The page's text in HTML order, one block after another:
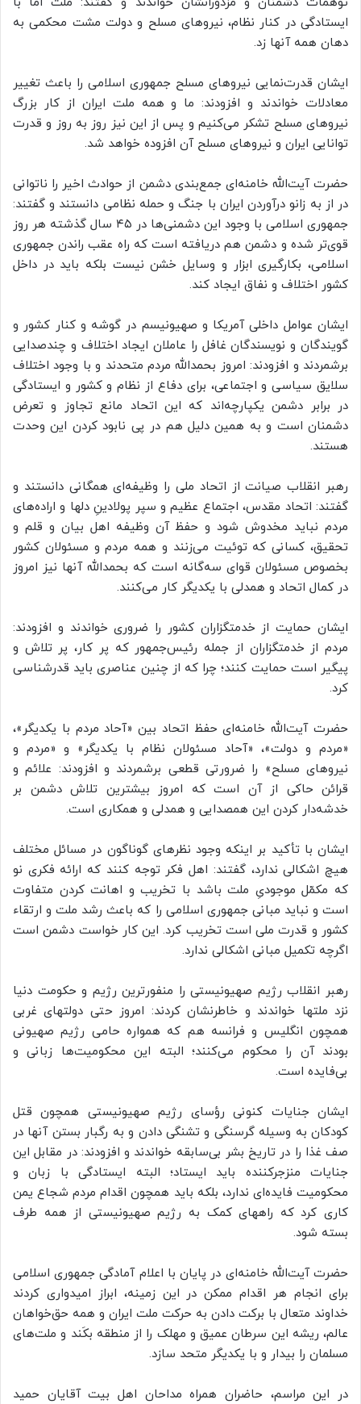
ایستادگی در کنار نظام، نیروهای مسلح و دولت مشت محکمی به
دهان همه آنها زد.
ایشان قدرت‌نمایی نیروهای مسلح جمهوری اسلامی را باعث تغییر
معادلات خواندند و افزودند: ما و همه ملت ایران از کار بزرگ
نیروهای مسلح تشکر می‌کنیم و پس از این نیز روز به روز و قدرت
توانایی ایران و نیروهای مسلح آن افزوده خواهد شد.
حضرت آیت‌الله خامنه‌ای جمع‌بندی دشمن از حوادث اخیر را ناتوانی
در از به زانو درآوردن ایران با جنگ و حمله نظامی دانستند و گفتند:
جمهوری اسلامی با وجود این دشمنی‌ها در ۴۵ سال گذشته هر روز
قوی‌تر شده و دشمن هم دریافته است که راه عقب راندن جمهوری
اسلامی، بکارگیری ابزار و وسایل خشن نیست بلکه باید در داخل
کشور اختلاف و نفاق ایجاد کند.
ایشان عوامل داخلی آمریکا و صهیونیسم در گوشه و کنار کشور و
گویندگان و نویسندگان غافل را عاملان ایجاد اختلاف و چندصدایی
برشمردند و افزودند: امروز بحمدالله مردم متحدند و با وجود اختلاف
سلایق سیاسی و اجتماعی، برای دفاع از نظام و کشور و ایستادگی
در برابر دشمن یکپارچه‌اند که این اتحاد مانع تجاوز و تعرض
دشمنان است و به همین دلیل هم در پی نابود کردن این وحدت
هستند.
رهبر انقلاب صیانت از اتحاد ملی را وظیفه‌ای همگانی دانستند و
گفتند: اتحاد مقدس، اجتماع عظیم و سپر پولادینِ دلها و اراده‌های
مردم نباید مخدوش شود و حفظ آن وظیفه اهل بیان و قلم و
تحقیق، کسانی که توئیت می‌زنند و همه مردم و مسئولان کشور
بخصوص مسئولان قوای سه‌گانه است که بحمدالله آنها نیز امروز
در کمال اتحاد و همدلی با یکدیگر کار می‌کنند.
ایشان حمایت از خدمتگزاران کشور را ضروری خواندند و افزودند:
مردم از خدمتگزاران از جمله رئیس‌جمهور که پر کار، پر تلاش و
پیگیر است حمایت کنند؛ چرا که از چنین عناصری باید قدرشناسی
کرد.
حضرت آیت‌الله خامنه‌ای حفظ اتحاد بین «آحاد مردم با یکدیگر»،
«مردم و دولت»، «آحاد مسئولان نظام با یکدیگر» و «مردم و
نیروهای مسلح» را ضرورتی قطعی برشمردند و افزودند: علائم و
قرائن حاکی از آن است که امروز بیشترین تلاش دشمن بر
خدشه‌دار کردن این همصدایی و همدلی و همکاری است.
ایشان با تأکید بر اینکه وجود نظرهای گوناگون در مسائل مختلف
هیچ اشکالی ندارد، گفتند: اهل فکر توجه کنند که ارائه فکری نو
که مکمّل موجودیِ ملت باشد با تخریب و اهانت کردن متفاوت
است و نباید مبانی جمهوری اسلامی را که باعث رشد ملت و ارتقاء
کشور و قدرت ملی است تخریب کرد. این کار خواست دشمن است
اگرچه تکمیل مبانی اشکالی ندارد.
رهبر انقلاب رژیم صهیونیستی را منفورترین رژیم و حکومت دنیا
نزد ملتها خواندند و خاطرنشان کردند: امروز حتی دولتهای غربی
همچون انگلیس و فرانسه هم که همواره حامی رژیم صهیونی
بودند آن را محکوم می‌کنند؛ البته این محکومیت‌ها زبانی و
بی‌فایده است.
ایشان جنایات کنونی رؤسای رژیم صهیونیستی همچون قتل
کودکان به وسیله گرسنگی و تشنگی دادن و به رگبار بستن آنها در
صف غذا را در تاریخ بشر بی‌سابقه خواندند و افزودند: در مقابل این
جنایات منزجرکننده باید ایستاد؛ البته ایستادگی با زبان و
محکومیت فایده‌ای ندارد، بلکه باید همچون اقدام مردم شجاع یمن
کاری کرد که راههای کمک به رژیم صهیونیستی از همه طرف
بسته شود.
حضرت آیت‌الله خامنه‌ای در پایان با اعلام آمادگی جمهوری اسلامی
برای انجام هر اقدام ممکن در این زمینه، ابراز امیدواری کردند
خداوند متعال با برکت دادن به حرکت ملت ایران و همه حق‌خواهان
عالم، ریشه این سرطان عمیق و مهلک را از منطقه بکَند و ملت‌های
مسلمان را بیدار و با یکدیگر متحد سازد.
در این مراسم، حاضران همراه مداحان اهل بیت آقایان حمید